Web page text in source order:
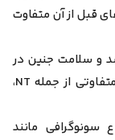
قبل از آن متفاوت
و سلامت جنین در
دوران بارداری است که توسط سونوگرافی‌های متفاوتی از جمله NT،
سونوگرافی مانند